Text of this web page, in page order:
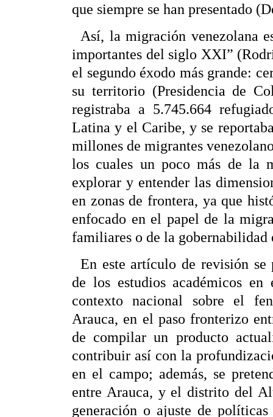
que siempre se han presentado
Así, la migración venezolana
importantes del siglo XXI”
el segundo éxodo más grande:
su territorio (Presidencia de
registraba a 5.745.664
Latina y el Caribe, y se
millones de migrantes
los cuales un poco más de la
explorar y entender las
en zonas de frontera, ya que
enfocado en el papel de la
familiares o de la gobernabilidad
En este artículo de revisión se
de los estudios académicos
contexto nacional sobre el
Arauca, en el paso fronterizo
de compilar un producto
contribuir así con la
en el campo; además, se
entre Arauca, y el distrito del
generación o ajuste de